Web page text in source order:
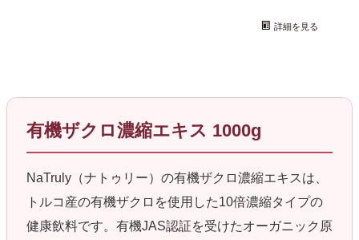
詳細を見る
有機ザクロ濃縮エキス 1000g
NaTruly（ナトゥリー）の有機ザクロ濃縮エキスは、
トルコ産の有機ザクロを使用した10倍濃縮タイプの
健康飲料です。有機JAS認証を受けたオーガニック原